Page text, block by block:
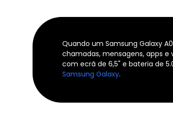
Quando um Samsung Galaxy
chamadas, mensagens, apps
com ecrã de 6,5" e bateria de
Samsung Galaxy.